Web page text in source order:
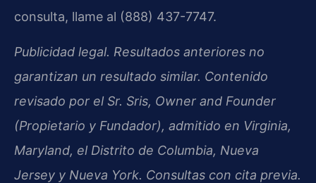
consulta, llame al (888) 437-7747.
Publicidad legal. Resultados anteriores no
garantizan un resultado similar. Contenido
revisado por el Sr. Sris, Owner and Founder
(Propietario y Fundador), admitido en Virginia,
Maryland, el Distrito de Columbia, Nueva
Jersey y Nueva York. Consultas con cita previa.